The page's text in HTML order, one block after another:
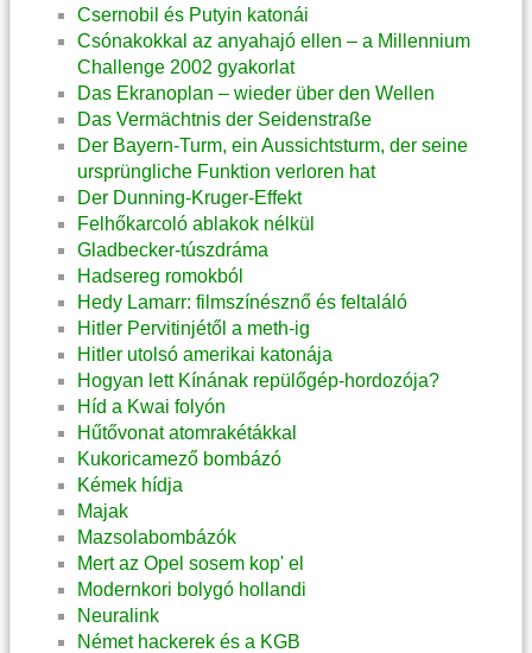
Csernobil és Putyin katonái
Csónakokkal az anyahajó ellen – a Millennium
Challenge 2002 gyakorlat
Das Ekranoplan – wieder über den Wellen
Das Vermächtnis der Seidenstraße
Der Bayern-Turm, ein Aussichtsturm, der seine
ursprüngliche Funktion verloren hat
Der Dunning-Kruger-Effekt
Felhőkarcoló ablakok nélkül
Gladbecker-túszdráma
Hadsereg romokból
Hedy Lamarr: filmszínésznő és feltaláló
Hitler Pervitinjétől a meth-ig
Hitler utolsó amerikai katonája
Hogyan lett Kínának repülőgép-hordozója?
Híd a Kwai folyón
Hűtővonat atomrakétákkal
Kukoricamező bombázó
Kémek hídja
Majak
Mazsolabombázók
Mert az Opel sosem kop' el
Modernkori bolygó hollandi
Neuralink
Német hackerek és a KGB